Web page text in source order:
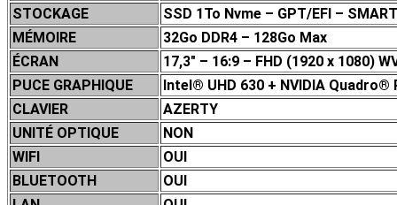
STOCKAGE
SSD 1To Nvme – GPT/EFI –
MÉMOIRE
32Go DDR4 – 128Go Max
ÉCRAN
17,3″ – 16:9 – FHD (1920 x 1080)
PUCE GRAPHIQUE
Intel® UHD 630 + NVIDIA Quadro®
CLAVIER
AZERTY
UNITÉ OPTIQUE
NON
WIFI
OUI
BLUETOOTH
OUI